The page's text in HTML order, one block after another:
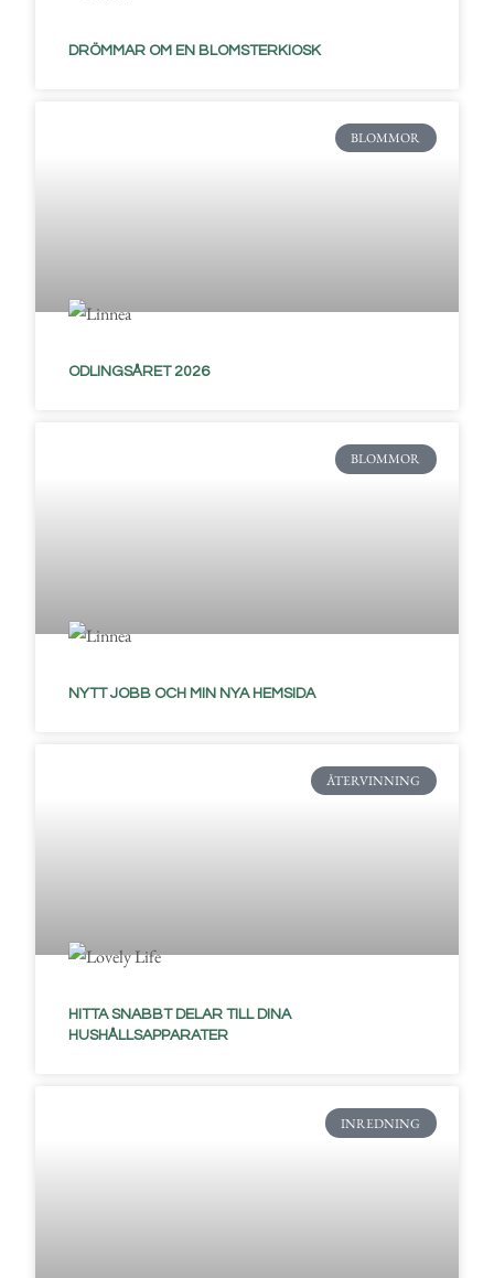
DRÖMMAR OM EN BLOMSTERKIOSK
BLOMMOR
ODLINGSÅRET 2026
BLOMMOR
NYTT JOBB OCH MIN NYA HEMSIDA
ÅTERVINNING
HITTA SNABBT DELAR TILL DINA
HUSHÅLLSAPPARATER
INREDNING